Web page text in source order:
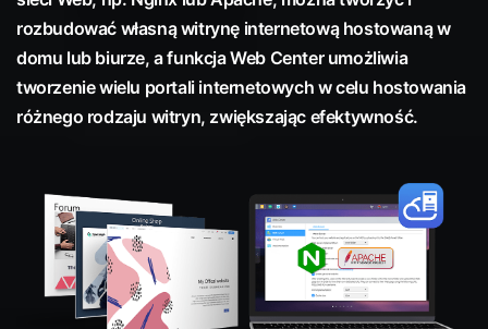
rozbudować własną witrynę internetową hostowaną w
domu lub biurze, a funkcja Web Center umożliwia
tworzenie wielu portali internetowych w celu hostowania
różnego rodzaju witryn, zwiększając efektywność.